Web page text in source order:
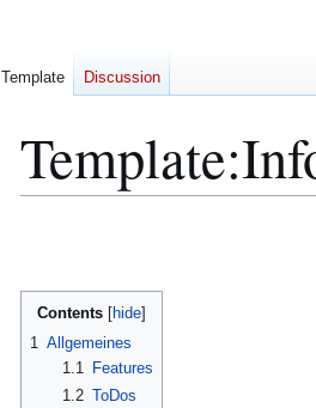
Template:
Contents
1 Allgemeines
1.1
Features
1.2 ToDos
Template Discussion